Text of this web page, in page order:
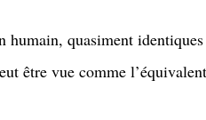
humain, quasiment
être vue comme